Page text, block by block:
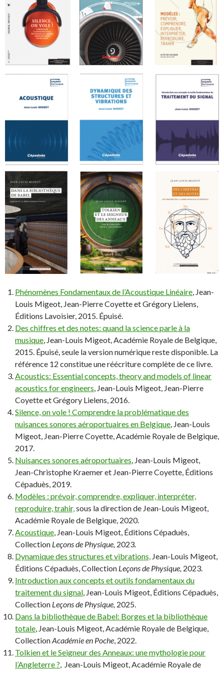
Phénomènes Fondamentaux de l’Acoustique Linéaire, Jean-
Louis Migeot, Jean-Pierre Coyette et Grégory Lielens,
Éditions Lavoisier, 2015. Épuisé.
Des chiffres et des notes: quand la science parle à la
musique, Jean-Louis Migeot, Académie Royale de Belgique,
2015. Épuisé, seule la version numérique reste disponible. La
référence 12 constitue une réécriture complète de ce livre.
Acoustics: Essential concepts, theory and models of linear
acoustics for engineers, Jean-Louis Migeot, Jean-Pierre
Coyette et Grégory Lielens, 2016.
Silence, on vole ! Comprendre la problématique des
nuisances sonores aéroportuaires en Belgique, Jean-Louis
Migeot, Jean-Pierre Coyette, Académie Royale de Belgique,
2017.
Nuisances sonores aéroportuaires, Jean-Louis Migeot,
Jean-Christophe Kraemer et Jean-Pierre Coyette, Éditions
Cépaduès, 2019.
Modèles : prévoir, comprendre, expliquer, interpréter,
reproduire, trahir,sous la direction de Jean-Louis Migeot,
Académie Royale de Belgique, 2020.
Acoustique, Jean-Louis Migeot, Éditions Cépaduès,
Collection Leçons de Physique, 2023.
Dynamique des structures et vibrations, Jean-Louis Migeot,
Éditions Cépaduès, Collection Leçons de Physique, 2023.
Introduction aux concepts et outils fondamentaux du
traitement du signal, Jean-Louis Migeot, Éditions Cépaduès,
Collection Leçons de Physique, 2025.
Dans la bibliothèque de Babel: Borges et la bibliothèque
totale, Jean-Louis Migeot, Académie Royale de Belgique,
CollectionAcadémie en Poche, 2022.
Tolkien et le Seigneur des Anneaux: une mythologie pour
l’Angleterre ?, Jean-Louis Migeot, Académie Royale de